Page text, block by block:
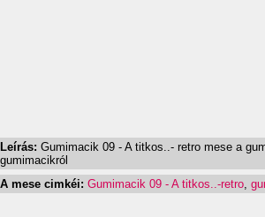
Leírás: Gumimacik 09 - A titkos..- retro mese a
gumimacikról
A mese cimkéi: Gumimacik 09 - A titkos..-retro